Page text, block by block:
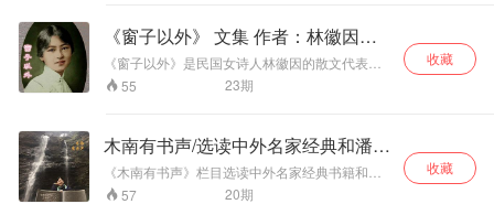
慰藉欣喜，愿我的
声音可以陪伴你度
过美好的时光！
《窗子以外》 文集 作者：林徽因
（持续更新中）
《窗子以外》是民国女诗人林徽因的散文代表
作，收录于《你是那人间的四月天》。林徽因出
生于一个富裕的家庭，自小被捧在手心，不食人
往四处游历，接触淳朴自然的民俗风情。不过事
实却是，她就算身处市集里、火车上、客栈里，
都被优越出身的背景所束缚。本篇纪录了她出游
的经历和不少沿途景色和市井众人的百态，藉此
突出自身和人群的区别，强调自己作为一个窗子
55 23期
收藏
木南有书声/选读中外名家经典和潘晓
楠作品
《木南有书声》栏目选读中外名家经典书籍和潘
晓楠原创作品（新书《木南漫记》已在各地书店
及当当天猫上架）。恢复高考后第一届大学生潘
57 20期
收藏